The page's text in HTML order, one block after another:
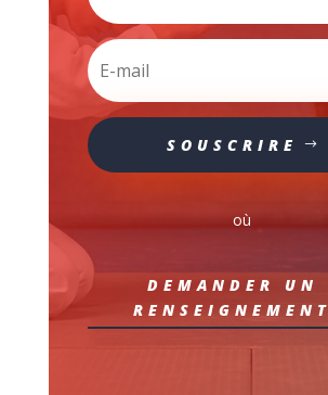
SOUSCRIRE
où
DEMANDER UN
RENSEIGNEMENT